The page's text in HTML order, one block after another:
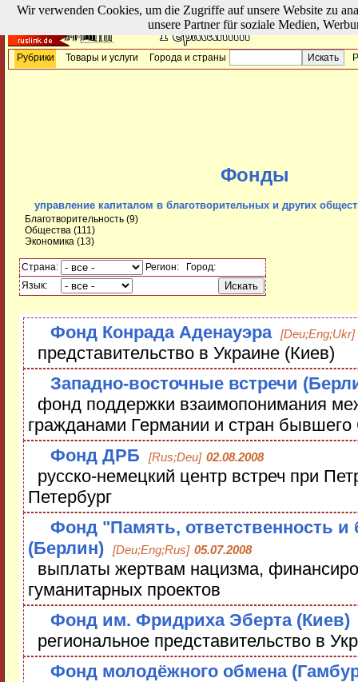
Рубрики Товары и услуги Города и страны
Фонды
управление капиталом в благотворительных и других
Благотворительность(9)
Общества(111)
Экономика(13)
Страна: Регион:
Город:
Язык:
Фонд Конрада Аденауэра [Deu;Eng;Ukr]
представительство в Украине (Киев)
Западно-восточные встречи
фонд поддержки взаимопонимания
гражданами Германии и стран
Фонд ДРБ
[Rus;Deu] 02.08.2008
русско-немецкий центр встреч при
Петербург
Фонд "Память, ответственность и
(Берлин)
[Deu;Eng;Rus] 05.07.2008
выплаты жертвам нацизма,
гуманитарных проектов
Фонд им. Фридриха Эберта (Киев)
региональное представительство в
Фонд молодёжного обмена
Wir verwenden Cookies, um die Zugriffe auf unsere Website zu
unsere Partner für soziale Medien,